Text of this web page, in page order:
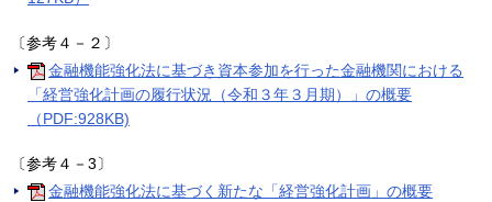
〔参考４－２〕
金融機能強化法に基づき資本参加を行った金融機関における
「経営強化計画の履行状況（令和３年３月期）」の概要
（PDF:928KB)
〔参考４－3〕
金融機能強化法に基づく新たな「経営強化計画」の概要